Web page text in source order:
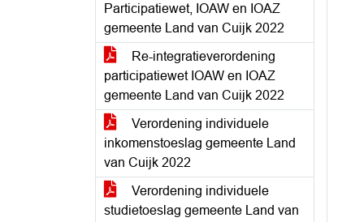
Participatiewet, IOAW en IOAZ
gemeente Land van Cuijk 2022
Re-integratieverordening
participatiewet IOAW en IOAZ
gemeente Land van Cuijk 2022
Verordening individuele
inkomenstoeslag gemeente Land
van Cuijk 2022
Verordening individuele
studietoeslag gemeente Land van